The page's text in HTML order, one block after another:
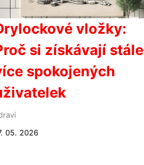
vložky:
si získávají stále
spokojených
05. 2026